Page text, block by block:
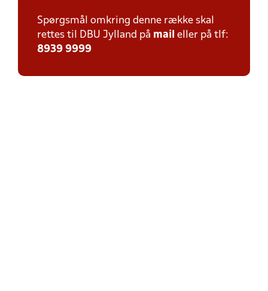
Spørgsmål omkring denne række skal
rettes til DBU Jylland på mail eller på tlf:
8939 9999